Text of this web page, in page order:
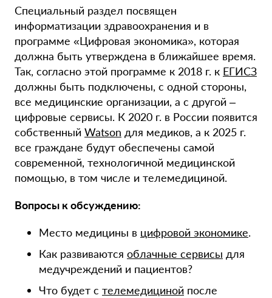
Специальный раздел посвящен
информатизации здравоохранения и в
программе «Цифровая экономика», которая
должна быть утверждена в ближайшее время.
Так, согласно этой программе к 2018 г. к ЕГИСЗ
должны быть подключены, с одной стороны,
все медицинские организации, а с другой –
цифровые сервисы. К 2020 г. в России появится
собственный Watson для медиков, а к 2025 г.
все граждане будут обеспечены самой
современной, технологичной медицинской
помощью, в том числе и телемедициной.
Вопросы к обсуждению:
Место медицины в цифровой экономике.
Как развиваются облачные сервисы для
медучреждений и пациентов?
Что будет с телемедициной после